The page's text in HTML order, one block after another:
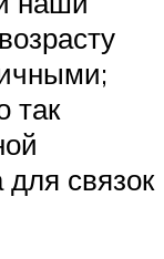
так
для связок